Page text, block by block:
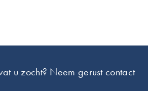
u zocht? Neem gerust contact